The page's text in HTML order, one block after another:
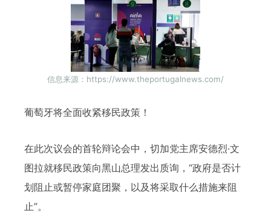
信息来源：https://www.theportugalnews.com/
葡萄牙将全面收紧移民政策！
在此次议会的首轮辩论会中，切加党主席安德烈·文
图拉就移民政策向黑山总理发出质询，“政府是否计
划阻止或暂停家庭团聚，以及将采取什么措施来阻
止”。